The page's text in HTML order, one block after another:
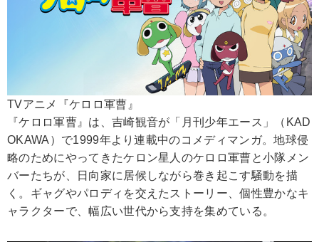
TVアニメ『ケロロ軍曹』
『ケロロ軍曹』は、吉崎観音が「月刊少年エース」（KAD
OKAWA）で1999年より連載中のコメディマンガ。地球侵
略のためにやってきたケロン星人のケロロ軍曹と小隊メン
バーたちが、日向家に居候しながら巻き起こす騒動を描
く。ギャグやパロディを交えたストーリー、個性豊かなキ
ャラクターで、幅広い世代から支持を集めている。